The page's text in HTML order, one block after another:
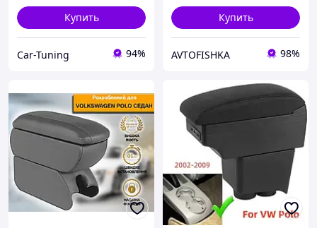
Купить
Car-Tuning 94%
Купить
AVTOFISHKA 98%